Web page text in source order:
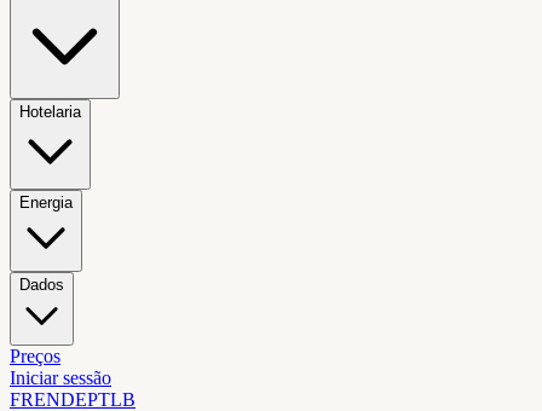
Hotelaria
Energia
Dados
Preços
Iniciar sessão
FRENDEPTLB